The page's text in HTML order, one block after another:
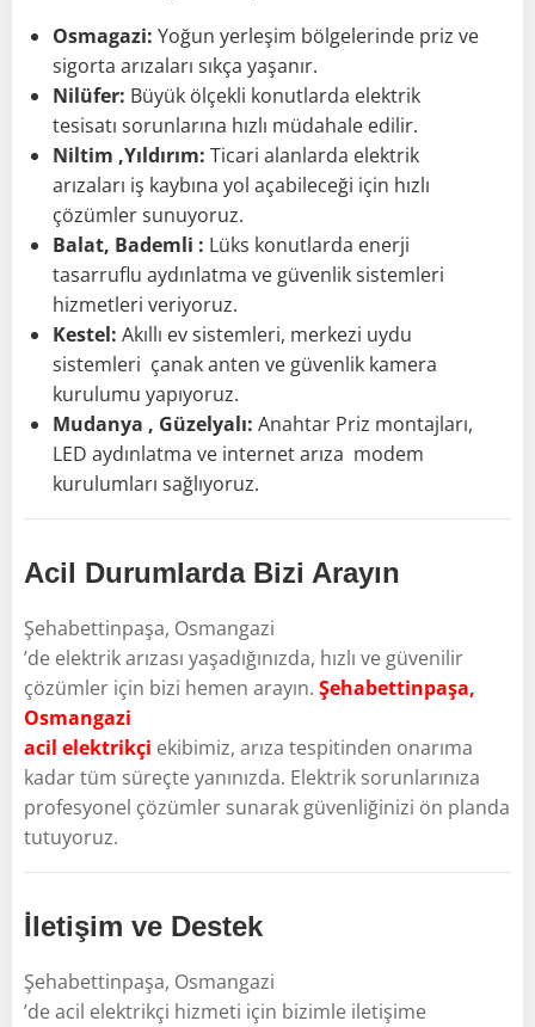
Osmagazi: Yoğun yerleşim bölgelerinde priz ve
sigorta arızaları sıkça yaşanır.
Nilüfer: Büyük ölçekli konutlarda elektrik
tesisatı sorunlarına hızlı müdahale edilir.
Niltim ,Yıldırım: Ticari alanlarda elektrik
arızaları iş kaybına yol açabileceği için hızlı
çözümler sunuyoruz.
Balat, Bademli : Lüks konutlarda enerji
tasarruflu aydınlatma ve güvenlik sistemleri
hizmetleri veriyoruz.
Kestel: Akıllı ev sistemleri, merkezi uydu
sistemleri çanak anten ve güvenlik kamera
kurulumu yapıyoruz.
Mudanya , Güzelyalı: Anahtar Priz montajları,
LED aydınlatma ve internet arıza modem
kurulumları sağlıyoruz.
Acil Durumlarda Bizi Arayın
Şehabettinpaşa, Osmangazi
’de elektrik arızası yaşadığınızda, hızlı ve güvenilir
çözümler için bizi hemen arayın. Şehabettinpaşa,
Osmangazi
acil elektrikçi ekibimiz, arıza tespitinden onarıma
kadar tüm süreçte yanınızda. Elektrik sorunlarınıza
profesyonel çözümler sunarak güvenliğinizi ön planda
tutuyoruz.
İletişim ve Destek
Şehabettinpaşa, Osmangazi
’de acil elektrikçi hizmeti için bizimle iletişime